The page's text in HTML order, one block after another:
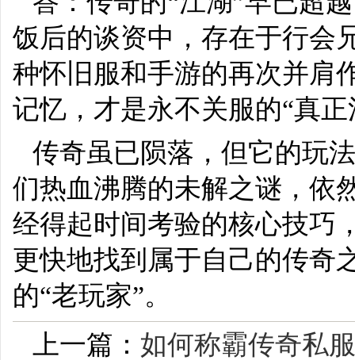
饭后的谈资中，存在于行会
种怀旧服和手游的再次并肩
记忆，才是永不关服的“真正
传奇虽已陨落，但它的玩
们热血沸腾的未解之谜，依
经得起时间考验的核心技巧
更快地找到属于自己的传奇
的“老玩家”。
上一篇： 如何称霸传奇私